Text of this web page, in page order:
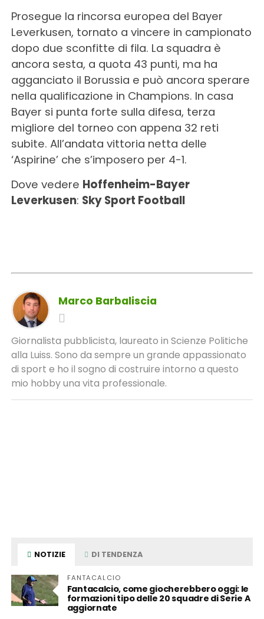
Prosegue la rincorsa europea del Bayer
Leverkusen, tornato a vincere in campionato
dopo due sconfitte di fila. La squadra è
ancora sesta, a quota 43 punti, ma ha
agganciato il Borussia e può ancora sperare
nella qualificazione in Champions. In casa
Bayer si punta forte sulla difesa, terza
migliore del torneo con appena 32 reti
subite. All’andata vittoria netta delle
‘Aspirine’ che s’imposero per 4-1.
Dove vedere Hoffenheim-Bayer
Leverkusen: Sky Sport Football
Marco Barbaliscia
Giornalista pubblicista, laureato in Scienze Politiche
alla Luiss. Sono da sempre un grande appassionato
di sport e ho il sogno di costruire intorno a questo
mio hobby una vita professionale.
NOTIZIE DI TENDENZA
FANTACALCIO
Fantacalcio, come giocherebbero oggi: le
formazioni tipo delle 20 squadre di Serie A
aggiornate